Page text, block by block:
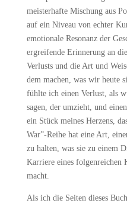
meisterhafte Mischung aus
auf ein Niveau von echter
emotionale Resonanz der
ergreifende Erinnerung an
Verlusts und die Art und
dem machen, was wir heute
fühlte ich einen Verlust, als
sagen, der umzieht, und
ein Stück meines Herzens,
War”-Reihe hat eine Art,
zu halten, was sie zu einem
Karriere eines folgenreichen
macht.
Als ich die Seiten dieses